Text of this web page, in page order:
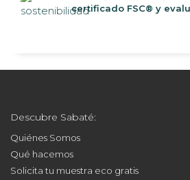
certificado FSC® y
Descubre Sabaté:
Quiénes Somos
Qué hacemos
Solicita tu muestra eco gratis